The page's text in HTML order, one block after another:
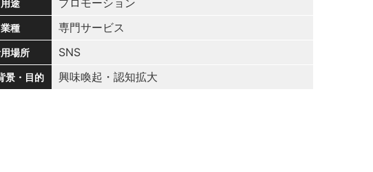
用途
業種 専門サービス
場所 SNS
景・目的 興味喚起・認知拡大